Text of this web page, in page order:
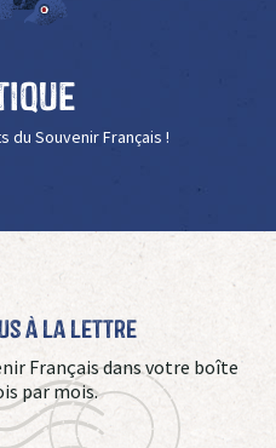
du Souvenir Français !
à La Lettre
Français dans votre boîte
par mois.